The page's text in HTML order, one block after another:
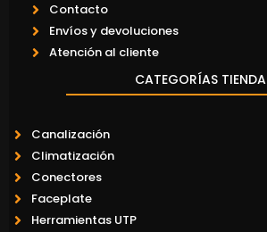
Contacto
Envíos y devoluciones
Atención al cliente
CATEGORÍAS TIENDA
Canalización
Climatización
Conectores
Faceplate
Herramientas UTP